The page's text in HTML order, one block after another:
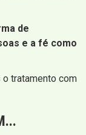
de
e a fé como
tratamento com